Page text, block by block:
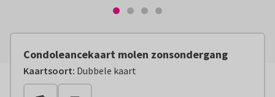
Condoleancekaart molen zonsondergang
Kaartsoort: Dubbele kaart
Vanaf: € 2,99 excl. verzendkosten